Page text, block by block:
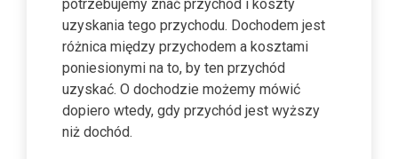
potrzebujemy znać przychód i koszty
uzyskania tego przychodu. Dochodem jest
różnica między przychodem a kosztami
poniesionymi na to, by ten przychód
uzyskać. O dochodzie możemy mówić
dopiero wtedy, gdy przychód jest wyższy
niż dochód.